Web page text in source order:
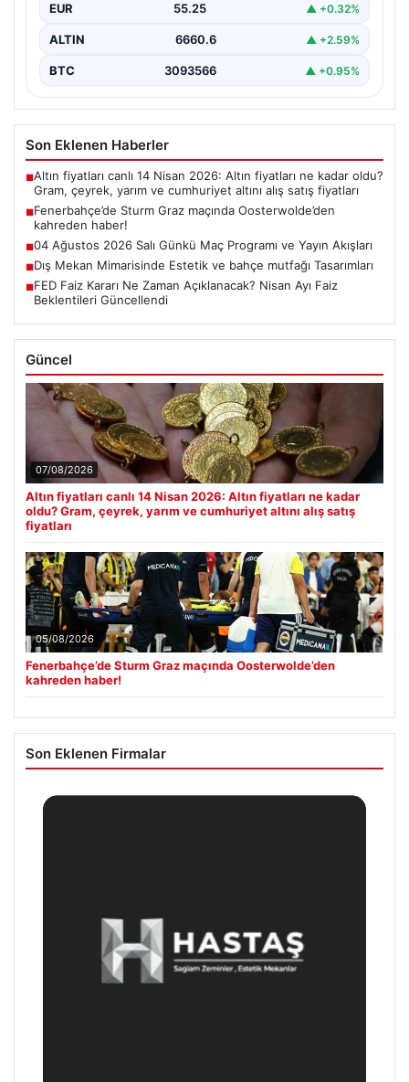
EUR 55.25 ▲ +0.32%
ALTIN 6660.6 ▲ +2.59%
BTC 3093566 ▲ +0.95%
Son Eklenen Haberler
■Altın fiyatları canlı 14 Nisan 2026: Altın fiyatları ne kadar oldu?
Gram, çeyrek, yarım ve cumhuriyet altını alış satış fiyatları
■Fenerbahçe’de Sturm Graz maçında Oosterwolde’den
kahreden haber!
■04 Ağustos 2026 Salı Günkü Maç Programı ve Yayın Akışları
■Dış Mekan Mimarisinde Estetik ve bahçe mutfağı Tasarımları
■FED Faiz Kararı Ne Zaman Açıklanacak? Nisan Ayı Faiz
Beklentileri Güncellendi
Güncel
07/08/2026
Altın fiyatları canlı 14 Nisan 2026: Altın fiyatları ne kadar
oldu? Gram, çeyrek, yarım ve cumhuriyet altını alış satış
fiyatları
05/08/2026
Fenerbahçe’de Sturm Graz maçında Oosterwolde’den
kahreden haber!
Son Eklenen Firmalar